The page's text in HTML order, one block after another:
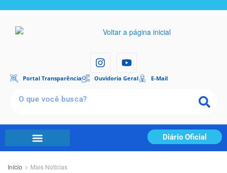
Portal Transparência Ouvidoria Geral E-Mail
Diário Oficial
Início Mais Notícias